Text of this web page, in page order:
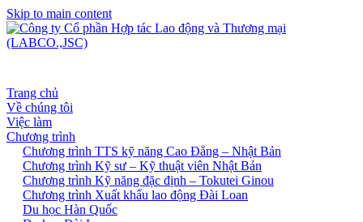
Skip to main content
Trang chủ
Về chúng tôi
Việc làm
Chương trình
Chương trình TTS kỹ năng Cao Đẳng – Nhật Bản
Chương trình Kỹ sư – Kỹ thuật viên Nhật Bản
Chương trình Kỹ năng đặc định – Tokutei Ginou
Chương trình Xuất khẩu lao động Đài Loan
Du học Hàn Quốc